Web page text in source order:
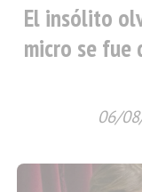
El insólito
micro se fue
06/